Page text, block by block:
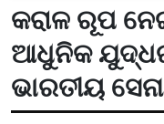
କରାଳ ରୂପ
ଆଧୁନିକ
ଭାରତୀୟ